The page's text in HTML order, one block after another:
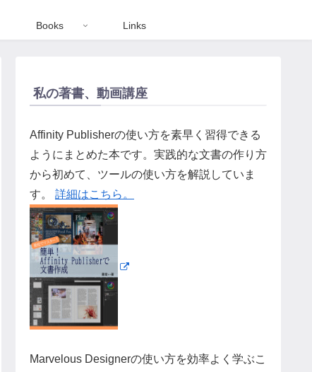
Books Links
私の著書、動画講座
Affinity Publisherの使い方を素早く習得できる
ようにまとめた本です。実践的な文書の作り方
から初めて、ツールの使い方を解説していま
す。 詳細はこちら。
Marvelous Designerの使い方を効率よく学ぶこ